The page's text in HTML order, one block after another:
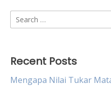
Search
for:
Recent Posts
Mengapa Nilai Tukar